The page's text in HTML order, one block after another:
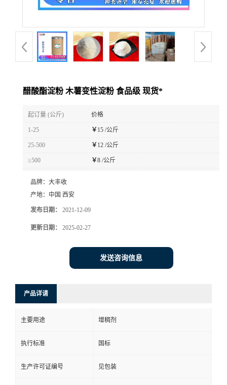
醋酸酯淀粉 木薯变性淀粉 食品级 现货*
起订量 (公斤) 价格
1-25 ￥15 /公斤
25-500 ￥12 /公斤
≥500 ￥8 /公斤
品牌： 大丰收
产地： 中国 西安
发布日期： 2021-12-09
更新日期： 2025-02-27
发送咨询信息
产品详请
主要用途 增稠剂
执行标准 国标
生产许可证编号 见包装